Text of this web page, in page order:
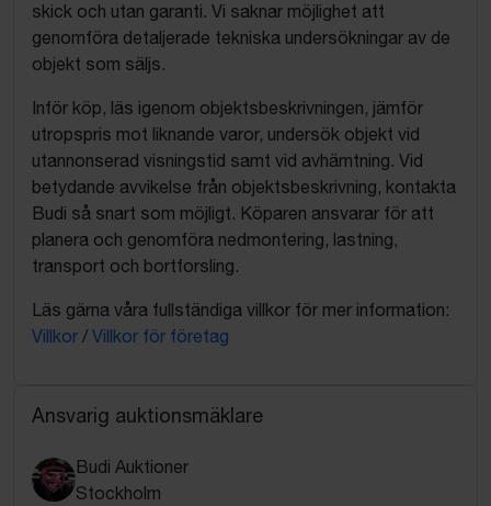
skick och utan garanti. Vi saknar möjlighet att
genomföra detaljerade tekniska undersökningar av de
objekt som säljs.
Inför köp, läs igenom objektsbeskrivningen, jämför
utropspris mot liknande varor, undersök objekt vid
utannonserad visningstid samt vid avhämtning. Vid
betydande avvikelse från objektsbeskrivning, kontakta
Budi så snart som möjligt. Köparen ansvarar för att
planera och genomföra nedmontering, lastning,
transport och bortforsling.
Läs gärna våra fullständiga villkor för mer information:
Villkor / Villkor för företag
Ansvarig auktionsmäklare
Budi Auktioner
Stockholm